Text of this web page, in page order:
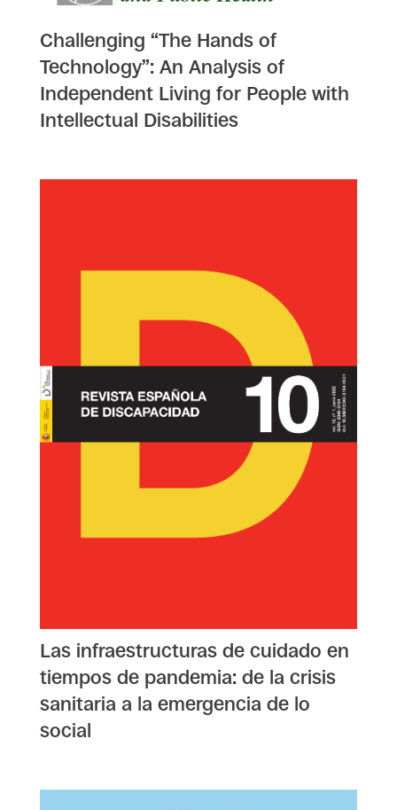
Challenging “The Hands of
Technology”: An Analysis of
Independent Living for People with
Intellectual Disabilities
Las infraestructuras de cuidado en
tiempos de pandemia: de la crisis
sanitaria a la emergencia de lo
social